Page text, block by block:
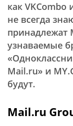
как VKCombo
не всегда
принадлежат
узнаваемые
Mail.ru» и
будут.
Mail.ru